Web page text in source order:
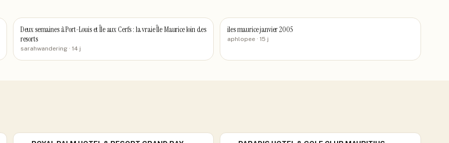
Deux semaines à Port-Louis et Île aux Cerfs : la vraie Île Maurice loin des
resorts
sarahwandering· 14 j
iles maurice janvier 2005
aphlopee · 15 j